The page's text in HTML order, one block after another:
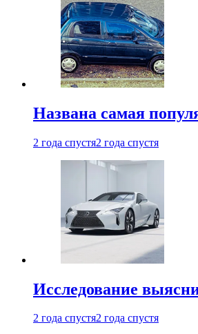
Названа самая
2 года спустя2 года спустя
Исследование
2 года спустя2 года спустя